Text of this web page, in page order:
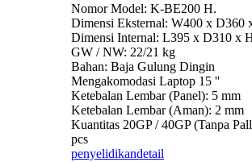
Nomor Model: K-BE200 H.
Dimensi Eksternal: W400 x D360
Dimensi Internal: L395 x D310 x
GW / NW: 22/21 kg
Bahan: Baja Gulung Dingin
Mengakomodasi Laptop 15 ''
Ketebalan Lembar (Panel): 5 mm
Ketebalan Lembar (Aman): 2 mm
Kuantitas 20GP / 40GP (Tanpa
pcs
penyelidikandetail